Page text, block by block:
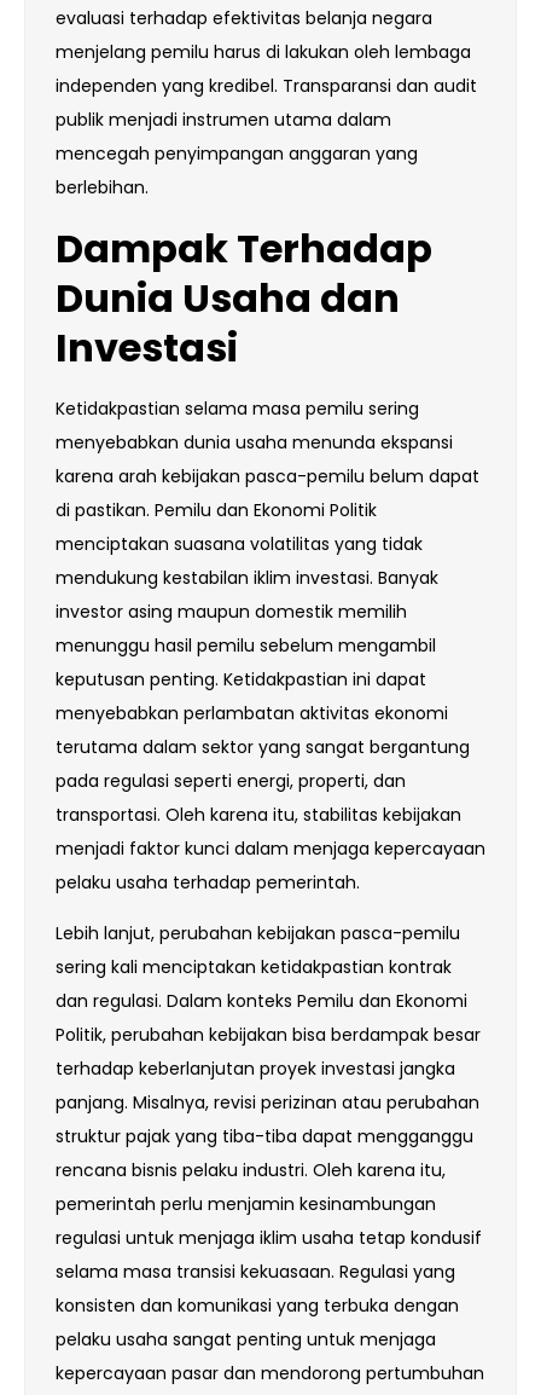
evaluasi terhadap efektivitas belanja negara
menjelang pemilu harus di lakukan oleh lembaga
independen yang kredibel. Transparansi dan audit
publik menjadi instrumen utama dalam
mencegah penyimpangan anggaran yang
berlebihan.
Dampak Terhadap
Dunia Usaha dan
Investasi
Ketidakpastian selama masa pemilu sering
menyebabkan dunia usaha menunda ekspansi
karena arah kebijakan pasca-pemilu belum dapat
di pastikan. Pemilu dan Ekonomi Politik
menciptakan suasana volatilitas yang tidak
mendukung kestabilan iklim investasi. Banyak
investor asing maupun domestik memilih
menunggu hasil pemilu sebelum mengambil
keputusan penting. Ketidakpastian ini dapat
menyebabkan perlambatan aktivitas ekonomi
terutama dalam sektor yang sangat bergantung
pada regulasi seperti energi, properti, dan
transportasi. Oleh karena itu, stabilitas kebijakan
menjadi faktor kunci dalam menjaga kepercayaan
pelaku usaha terhadap pemerintah.
Lebih lanjut, perubahan kebijakan pasca-pemilu
sering kali menciptakan ketidakpastian kontrak
dan regulasi. Dalam konteks Pemilu dan Ekonomi
Politik, perubahan kebijakan bisa berdampak besar
terhadap keberlanjutan proyek investasi jangka
panjang. Misalnya, revisi perizinan atau perubahan
struktur pajak yang tiba-tiba dapat mengganggu
rencana bisnis pelaku industri. Oleh karena itu,
pemerintah perlu menjamin kesinambungan
regulasi untuk menjaga iklim usaha tetap kondusif
selama masa transisi kekuasaan. Regulasi yang
konsisten dan komunikasi yang terbuka dengan
pelaku usaha sangat penting untuk menjaga
kepercayaan pasar dan mendorong pertumbuhan